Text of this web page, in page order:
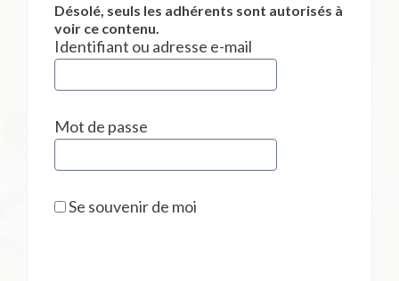
Désolé, seuls les adhérents sont autorisés à
voir ce contenu.
Identifiant ou adresse e-mail
Mot de passe
Se souvenir de moi